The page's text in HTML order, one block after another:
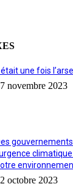
une fois
novembre 2023
octobre 2023